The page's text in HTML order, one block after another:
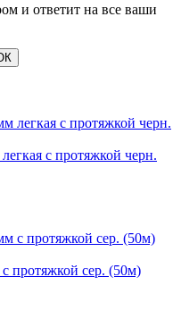
и ответит на все ваши
с протяжкой черн.
протяжкой сер. (50м)